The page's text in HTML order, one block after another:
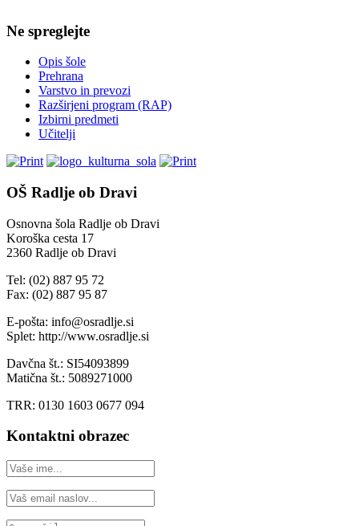
Ne spreglejte
Opis šole
Prehrana
Varstvo in prevozi
Razširjeni program (RAP)
Izbirni predmeti
Učitelji
OŠ Radlje ob Dravi
Osnovna šola Radlje ob Dravi
Koroška cesta 17
2360 Radlje ob Dravi
Tel: (02) 887 95 72
Fax: (02) 887 95 87
E-pošta: info@osradlje.si
Splet: http://www.osradlje.si
Davčna št.: SI54093899
Matična št.: 5089271000
TRR: 0130 1603 0677 094
Kontaktni obrazec